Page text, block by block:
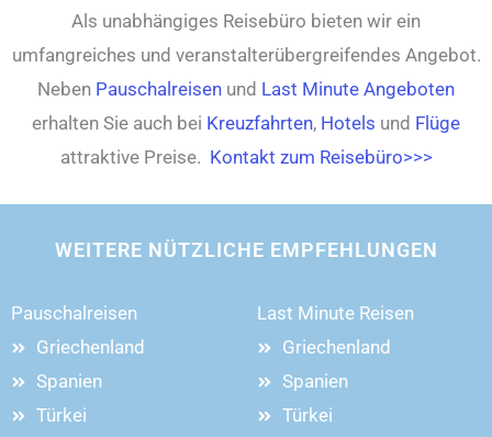
Als unabhängiges Reisebüro bieten wir ein
umfangreiches und veranstalterübergreifendes Angebot.
Neben Pauschalreisen und Last Minute Angeboten
erhalten Sie auch bei Kreuzfahrten, Hotels und Flüge
attraktive Preise. Kontakt zum Reisebüro>>>
WEITERE NÜTZLICHE EMPFEHLUNGEN
Pauschalreisen
Griechenland
Spanien
Türkei
Last Minute Reisen
Griechenland
Spanien
Türkei